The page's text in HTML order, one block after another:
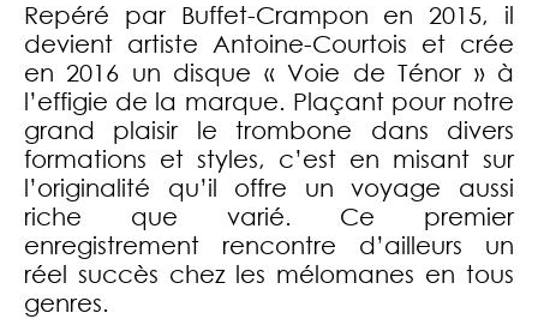
Repéré par Buffet-Crampon en 2015, il
devient artiste Antoine-Courtois et crée
en 2016 un disque « Voie de Ténor » à
l’effigie de la marque. Plaçant pour notre
grand plaisir le trombone dans divers
formations et styles, c’est en misant sur
l’originalité qu’il offre un voyage aussi
riche que varié. Ce premier
enregistrement rencontre d’ailleurs un
réel succès chez les mélomanes en tous
genres.